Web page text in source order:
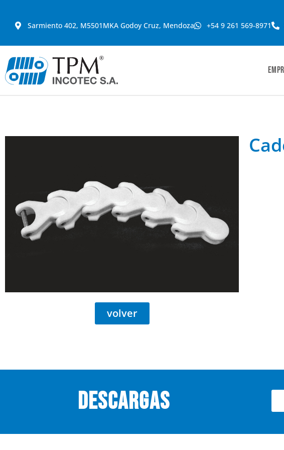
Sarmiento 402, M5501MKA Godoy Cruz, Mendoza +54 9 261 569-8971
volver
descargas